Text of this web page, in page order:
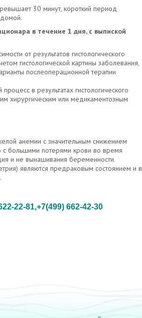
30 минут, короткий период
в течение 1 дня, с выпиской
от результатов гистологического
гистологической картины заболевания,
послеоперационной терапии
в результатах гистологического
хирургическим или медикаментозным
анемии с значительным снижением
с большими потерями крови во время
и не вынашивания беременности.
являются предраковым состоянием и в
22-81,+7(499) 662-42-30